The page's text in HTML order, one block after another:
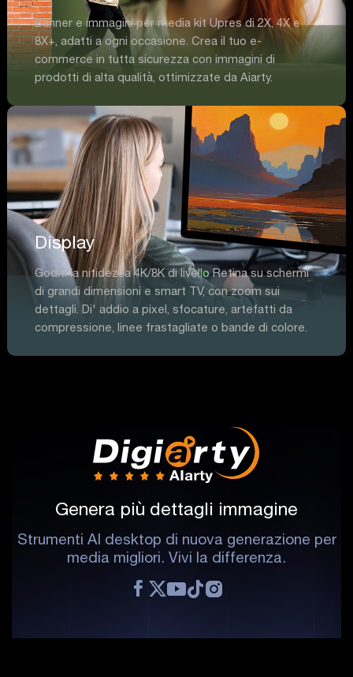
Banner e immagini per media kit Upres di 2X, 4X e
8X+, adatti a ogni occasione. Crea il tuo e-
commerce in tutta sicurezza con immagini di
prodotti di alta qualità, ottimizzate da Aiarty.
Display
Goditi la nitidezza 4K/8K di livello Retina su schermi
di grandi dimensioni e smart TV, con zoom sui
dettagli. Di' addio a pixel, sfocature, artefatti da
compressione, linee frastagliate o bande di colore.
Genera più dettagli immagine
Strumenti AI desktop di nuova generazione per
media migliori. Vivi la differenza.